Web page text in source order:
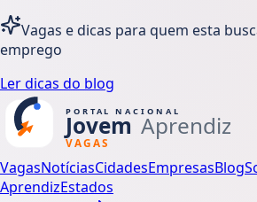
Vagas e dicas para quem esta
emprego
Ler dicas do blog
VagasNotíciasCidadesEmpresasBlog
AprendizEstados